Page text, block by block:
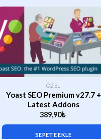
ÖZEL
Yoast SEO Premium v27.7 +
Latest Addons
389,90₺
SEPETE EKLE